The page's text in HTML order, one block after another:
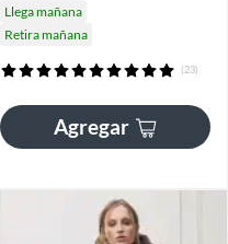
Llega mañana
Retira mañana
(23)
Agregar